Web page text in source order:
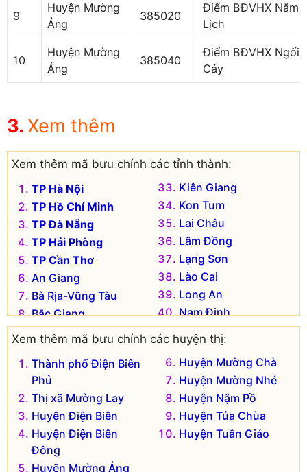
9
Huyện Mường
Ảng
385020
Điểm BĐVHX Năm
Lịch
10
Huyện Mường
Ảng
385040
Điểm BĐVHX Ngối
Cáy
Xem thêm
Xem thêm mã bưu chính các tỉnh thành:
TP Hà Nội
TP Hồ Chí Minh
TP Đà Nẵng
TP Hải Phòng
TP Cần Thơ
An Giang
Bà Rịa-Vũng Tàu
Bắc Giang
Bắc Kạn
Bắc Ninh
Bến Tre
Bình Định
Bình Dương
Bình Phước
Bình Thuận
Kiên Giang
Kon Tum
Lai Châu
Lâm Đồng
Lạng Sơn
Lào Cai
Long An
Nam Định
Nghệ An
Ninh Bình
Ninh Thuận
Phú Thọ
Phú Yên
Quảng Bình
Quảng Nam
Xem thêm mã bưu chính các huyện thị:
Thành phố Điện Biên
Phủ
Thị xã Mường Lay
Huyện Điện Biên
Huyện Điện Biên
Đông
Huyện Mường Ảng
Huyện Mường Chà
Huyện Mường Nhé
Huyện Nậm Pồ
Huyện Tủa Chùa
Huyện Tuần Giáo